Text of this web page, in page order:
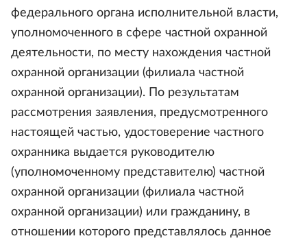
федерального органа исполнительной власти,
уполномоченного в сфере частной охранной
деятельности, по месту нахождения частной
охранной организации (филиала частной
охранной организации). По результатам
рассмотрения заявления, предусмотренного
настоящей частью, удостоверение частного
охранника выдается руководителю
(уполномоченному представителю) частной
охранной организации (филиала частной
охранной организации) или гражданину, в
отношении которого представлялось данное